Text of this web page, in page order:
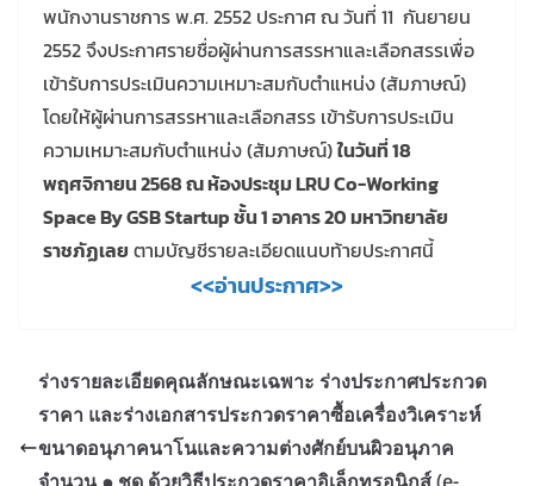
พนักงานราชการ พ.ศ. 2552 ประกาศ ณ วันที่ 11 กันยายน
2552 จึงประกาศรายชื่อผู้ผ่านการสรรหาและเลือกสรรเพื่อ
เข้ารับการประเมินความเหมาะสมกับตำแหน่ง (สัมภาษณ์)
โดยให้ผู้ผ่านการสรรหาและเลือกสรร เข้ารับการประเมิน
ความเหมาะสมกับตำแหน่ง (สัมภาษณ์)ในวันที่ 18
พฤศจิกายน 2568 ณ ห้องประชุม LRU Co-Working
Space By GSB Startup ชั้น 1 อาคาร 20 มหาวิทยาลัย
ราชภัฏเลย ตามบัญชีรายละเอียดแนบท้ายประกาศนี้
<<อ่านประกาศ>>
ร่างรายละเอียดคุณลักษณะเฉพาะ ร่างประกาศประกวด
ราคา และร่างเอกสารประกวดราคาซื้อเครื่องวิเคราะห์
ขนาดอนุภาคนาโนและความต่างศักย์บนผิวอนุภาค
จำนวน ๑ ชุด ด้วยวิธีประกวดราคาอิเล็กทรอนิกส์ (e-